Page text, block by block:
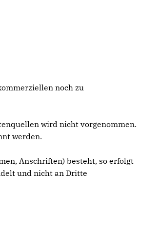
noch zu
wird nicht vorgenommen.
werden.
Anschriften) besteht, so erfolgt
und nicht an Dritte